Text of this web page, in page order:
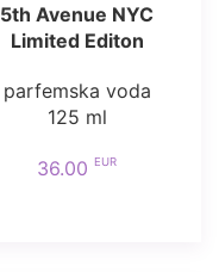
5th Avenue NYC
Limited Editon
parfemska voda
125 ml
36.00 EUR